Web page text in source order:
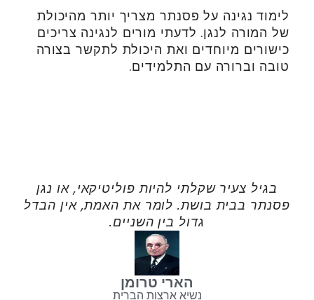
לימוד נגינה על פסנתר מצריך יותר מהיכולת
של המורה לנגן. לדעתי מורים לנגינה צריכים
כישורים מיוחדים ואת היכולת לתקשר בצורה
טובה וברורה עם התלמידים.
בגיל צעיר שקלתי להיות פוליטיקאי, או נגן
פסנתר בבית בושת. לומר את האמת, אין הבדל
גדול בין השניים.
הארי טרומן
נשיא ארצות הברית